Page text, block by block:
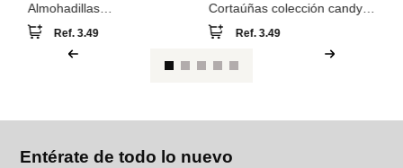
Almohadillas
desmaquillantes reutilizables
Ref.3.49
Cortaúñas colección candy
paradise
Ref. 3.49
Entérate de todo lo nuevo